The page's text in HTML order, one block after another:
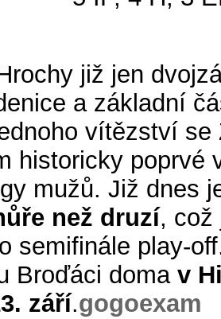
již jen
a základní
vítězství se
historicky poprvé
mužů. Již dnes
než druzí, což
semifinále play-
Broďáci doma v
září.gogoexam